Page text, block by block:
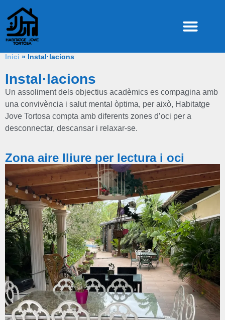
Inici » Instal·lacions
Instal·lacions
Un assoliment dels objectius acadèmics es compagina amb
una convivència i salut mental òptima, per això, Habitatge
Jove Tortosa compta amb diferents zones d’oci per a
desconnectar, descansar i relaxar-se.
Zona aire lliure per lectura i oci